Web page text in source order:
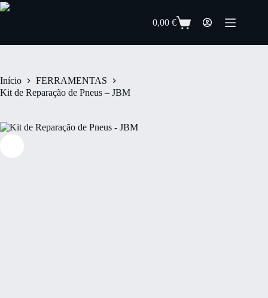
0,00€
Início
FERRAMENTAS
Kit de Reparação de Pneus – JBM